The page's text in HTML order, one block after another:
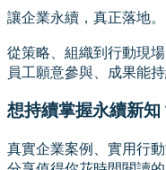
讓企業永續，真正落地。
從策略、組織到行動現
員工願意參與、成果能
想持續掌握永續新知
真實企業案例、實用行